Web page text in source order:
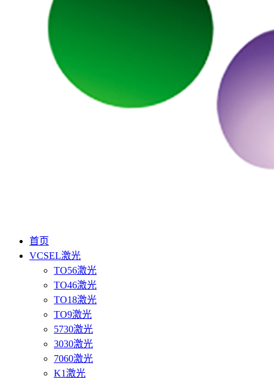
首页
VCSEL激光
TO56激光
TO46激光
TO18激光
TO9激光
5730激光
3030激光
7060激光
K1激光